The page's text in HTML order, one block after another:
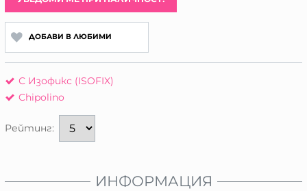
ДОБАВИ В ЛЮБИМИ
С Изофикс (ISOFIX)
Chipolino
Рейтинг:
ИНФОРМАЦИЯ